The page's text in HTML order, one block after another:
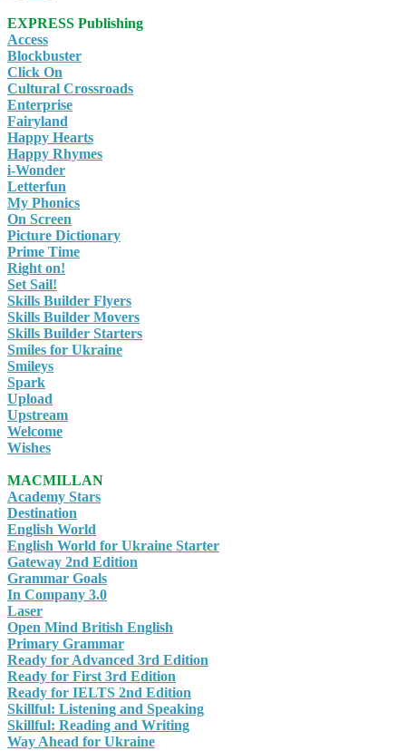
EXPRESS Publishing
Access
Blockbuster
Click On
Cultural Crossroads
Enterprise
Fairyland
Happy Hearts
Happy Rhymes
i-Wonder
Letterfun
My Phonics
On Screen
Picture Dictionary
Prime Time
Right on!
Set Sail!
Skills Builder Flyers
Skills Builder Movers
Skills Builder Starters
Smiles for Ukraine
Smileys
Spark
Upload
Upstream
Welcome
Wishes
MACMILLAN
Academy Stars
Destination
English World
English World for Ukraine Starter
Gateway 2nd Edition
Grammar Goals
In Company 3.0
Laser
Open Mind British English
Primary Grammar
Ready for Advanced 3rd Edition
Ready for First 3rd Edition
Ready for IELTS 2nd Edition
Skillful: Listening and Speaking
Skillful: Reading and Writing
Way Ahead for Ukraine